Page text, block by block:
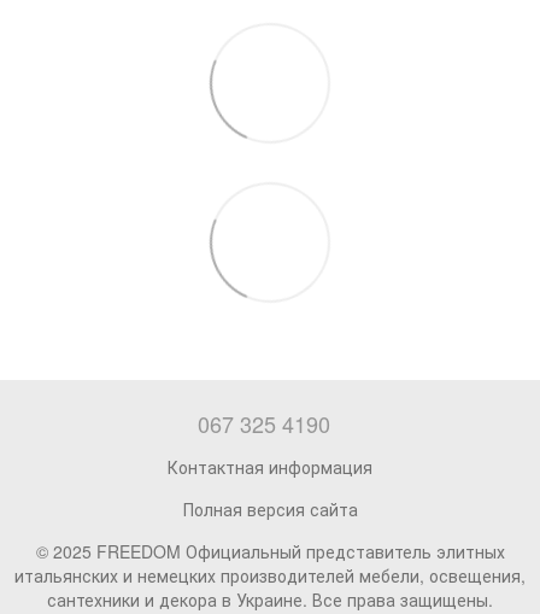
067 325 4190
Контактная информация
Полная версия сайта
© 2025 FREEDOM Официальный представитель элитных
итальянских и немецких производителей мебели, освещения,
сантехники и декора в Украине. Все права защищены.